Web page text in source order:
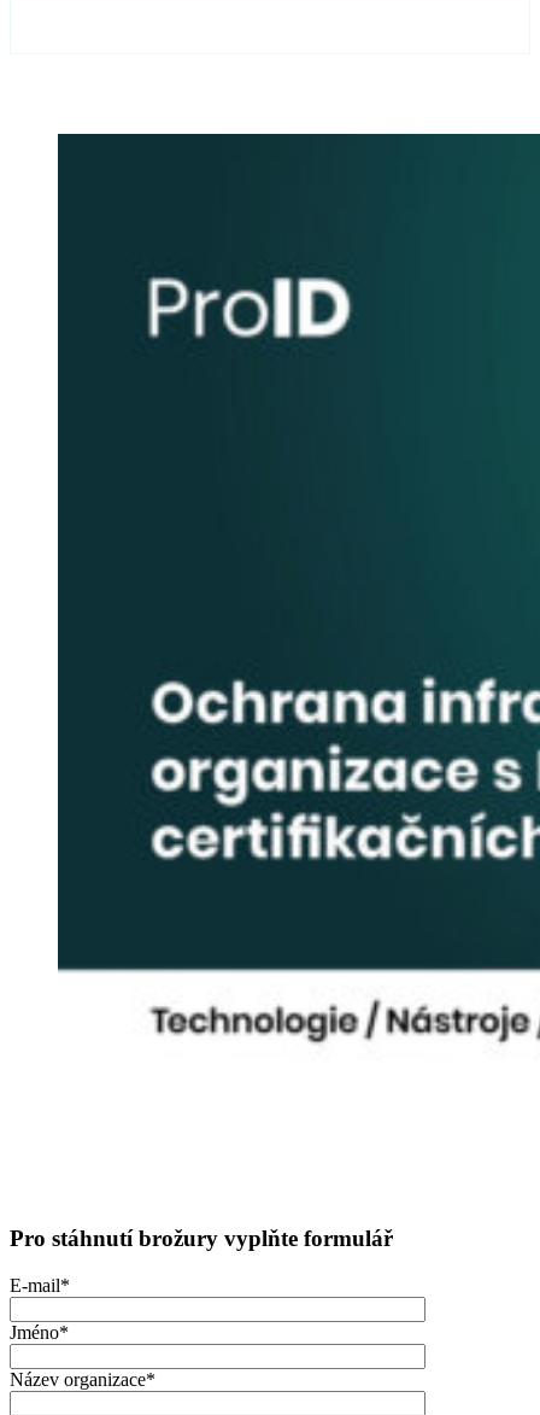
Pro stáhnutí brožury vyplňte formulář
E-mail*
Jméno*
Název organizace*